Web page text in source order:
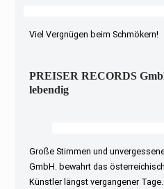
Viel Vergnügen beim Schmökern!
PREISER RECORDS
lebendig
Große Stimmen und
GmbH. bewahrt das
Künstler längst vergangener Tage.